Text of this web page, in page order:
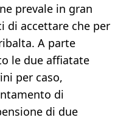
prevale in gran
di accettare che per
A parte
le due affiatate
per caso,
di
di due